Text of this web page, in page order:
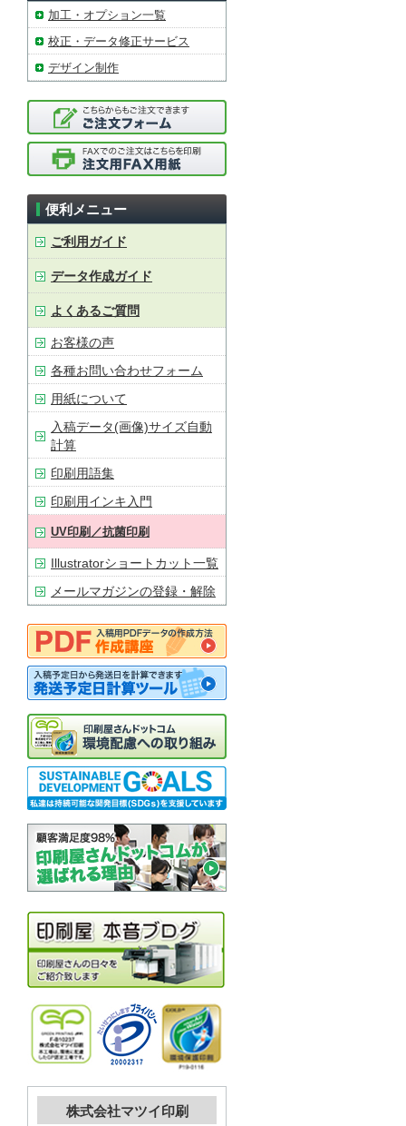
加工・オプション一覧
校正・データ修正サービス
デザイン制作
便利メニュー
ご利用ガイド
データ作成ガイド
よくあるご質問
お客様の声
各種お問い合わせフォーム
用紙について
入稿データ(画像)サイズ自動
計算
印刷用語集
印刷用インキ入門
UV印刷／抗菌印刷
Illustratorショートカット一覧
メールマガジンの登録・解除
株式会社マツイ印刷